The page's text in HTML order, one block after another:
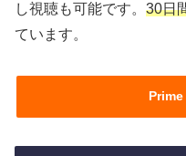
し視聴も可能です。 30日
ています。